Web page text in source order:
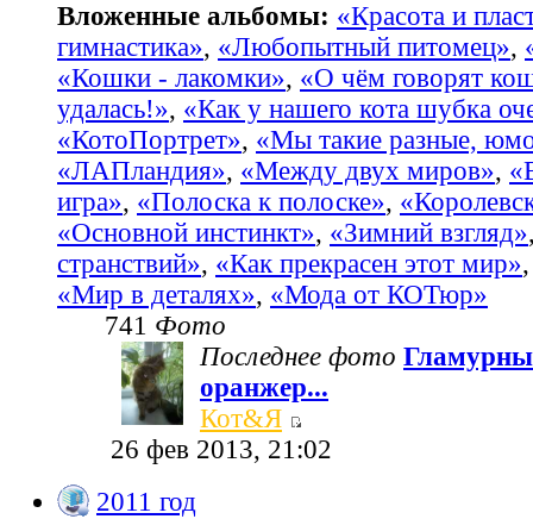
Вложенные альбомы: «Красота и
гимнастика», «Любопытный питомец»,
«Кошки - лакомки», «О чём говорят
удалась!», «Как у нашего кота шубка
«КотоПортрет», «Мы такие разные,
«ЛАПландия», «Между двух миров»,
игра», «Полоска к полоске»,
«Основной инстинкт», «Зимний взгляд»
странствий», «Как прекрасен этот мир»
«Мир в деталях», «Мода от КОТюр»
741 Фото
Последнее фото
оранжер...
Кот&Я
26 фев 2013, 21:02
2011 год